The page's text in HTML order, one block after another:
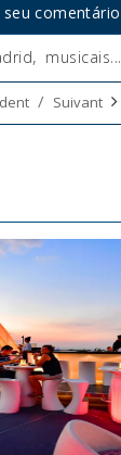
seu comentário
, musicais...
/ Suivant